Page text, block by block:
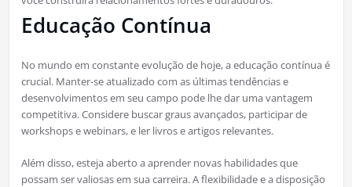
Educação Contínua
No mundo em constante evolução de hoje, a educação contínua é
crucial. Manter-se atualizado com as últimas tendências e
desenvolvimentos em seu campo pode lhe dar uma vantagem
competitiva. Considere buscar graus avançados, participar de
workshops e webinars, e ler livros e artigos relevantes.
Além disso, esteja aberto a aprender novas habilidades que
possam ser valiosas em sua carreira. A flexibilidade e a disposição